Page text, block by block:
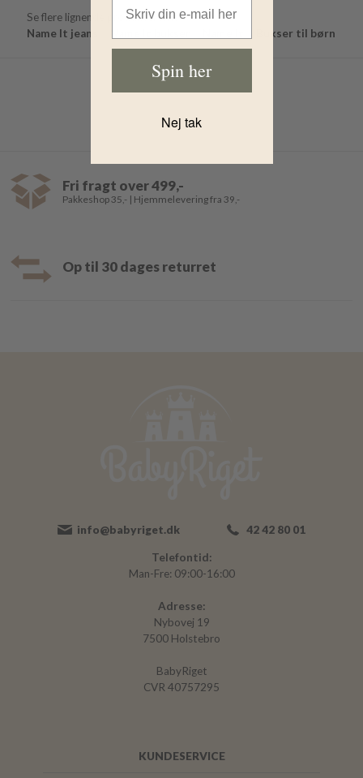
Se flere lignende produkter her:
Name It jeans
Bukser til børn
Fri fragt over 499,-
Pakkeshop 35,- | Hjemmelevering fra 39,-
Op til 30 dages returret
info@babyriget.dk 42 42 80 01
Telefontid:
Man-Fre: 09:00-16:00
Adresse:
Nybovej 19
7500 Holstebro
BabyRiget
CVR 40757295
KUNDESERVICE
Spin her
Nej tak